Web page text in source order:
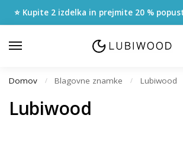
⭐ Kupite 2 izdelka in prejmite 20 %
Domov / Blagovne znamke / Lubiwood
Lubiwood